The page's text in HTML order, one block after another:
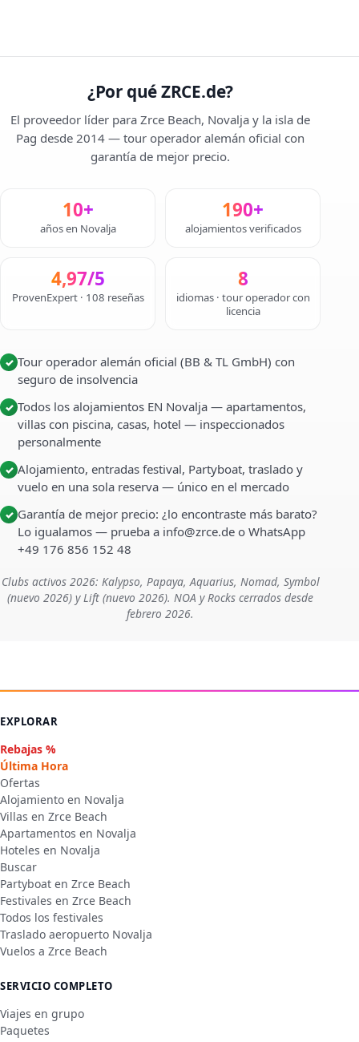
¿Por qué ZRCE.de?
El proveedor líder para Zrce Beach, Novalja y la isla de
Pag desde 2014 — tour operador alemán oficial con
garantía de mejor precio.
10+
años en Novalja
190+
alojamientos verificados
4,97/5
ProvenExpert · 108 reseñas
8
idiomas · tour operador con
licencia
✓ Tour operador alemán oficial (BB & TL GmbH) con
seguro de insolvencia
✓ Todos los alojamientos EN Novalja — apartamentos,
villas con piscina, casas, hotel — inspeccionados
personalmente
✓ Alojamiento, entradas festival, Partyboat, traslado y
vuelo en una sola reserva — único en el mercado
✓ Garantía de mejor precio: ¿lo encontraste más barato?
Lo igualamos — prueba a info@zrce.de o WhatsApp
+49 176 856 152 48
Clubs activos 2026: Kalypso, Papaya, Aquarius, Nomad, Symbol
(nuevo 2026) y Lift (nuevo 2026). NOA y Rocks cerrados desde
febrero 2026.
EXPLORAR
Rebajas %
Última Hora
Ofertas
Alojamiento en Novalja
Villas en Zrce Beach
Apartamentos en Novalja
Hoteles en Novalja
Buscar
Partyboat en Zrce Beach
Festivales en Zrce Beach
Todos los festivales
Traslado aeropuerto Novalja
Vuelos a Zrce Beach
SERVICIO COMPLETO
Viajes en grupo
Paquetes